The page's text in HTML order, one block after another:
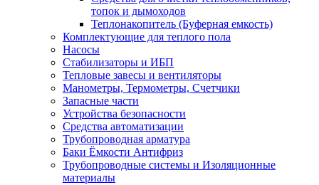
топок и дымоходов
Теплонакопитель (Буферная емкость)
Комплектующие для теплого пола
Насосы
Стабилизаторы и ИБП
Тепловые завесы и вентиляторы
Манометры, Термометры, Счетчики
Запасные части
Устройства безопасности
Средства автоматизации
Трубопроводная арматура
Баки Ёмкости Антифриз
Трубопроводные системы и Изоляционные
материалы